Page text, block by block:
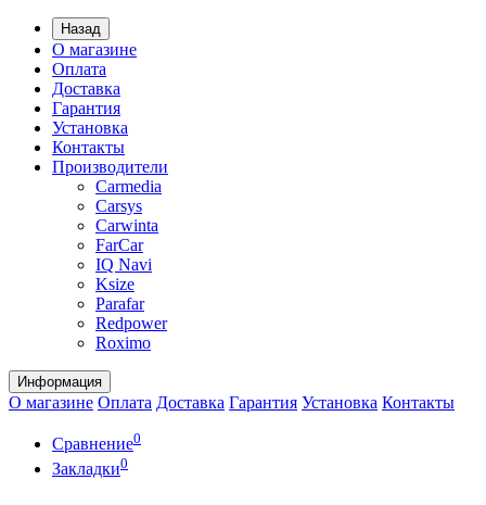
Назад
О магазине
Оплата
Доставка
Гарантия
Установка
Контакты
Производители
Carmedia
Carsys
Carwinta
FarCar
IQ Navi
Ksize
Parafar
Redpower
Roximo
Информация
О магазине Оплата Доставка Гарантия Установка Контакты
Сравнение0
Закладки0